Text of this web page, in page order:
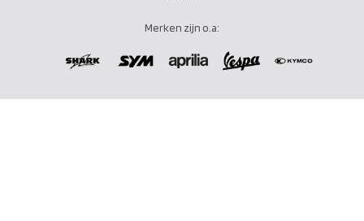
Merken zijn o.a: